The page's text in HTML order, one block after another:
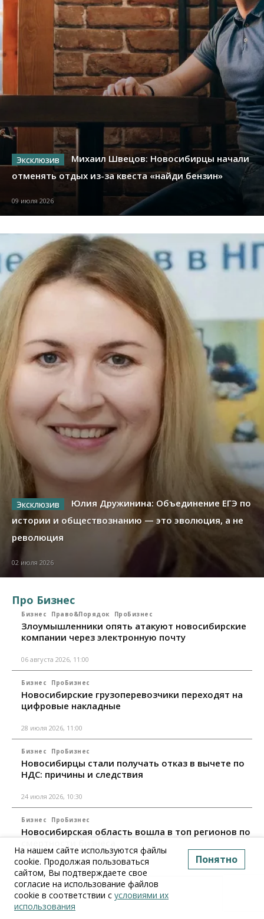
Михаил Швецов: Новосибирцы начали
отменять отдых из-за квеста «найди бензин»
09 июля 2026
Юлия Дружинина: Объединение ЕГЭ по
истории и обществознанию — это эволюция, а не
революция
02 июля 2026
Про Бизнес
Бизнес Право&Порядок ПроБизнес
Злоумышленники опять атакуют новосибирские
компании через электронную почту
06 августа 2026, 11:00
Бизнес ПроБизнес
Новосибирские грузоперевозчики переходят на
цифровые накладные
28 июля 2026, 11:00
Бизнес ПроБизнес
Новосибирцы стали получать отказ в вычете по
НДС: причины и следствия
24 июля 2026, 10:30
Бизнес ПроБизнес
Новосибирская область вошла в топ регионов по
17 июля 2026, 12:00
Все материалы
На нашем сайте используются файлы
cookie. Продолжая пользоваться
сайтом, Вы подтверждаете свое
согласие на использование файлов
cookie в соответствии с условиями их
использования
Понятно